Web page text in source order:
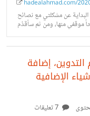
hadealahmad.com/
عن مشكلتي مع نصائح
موقفي منها، ومن ثم سأقدّم
إضافة
الإضافية